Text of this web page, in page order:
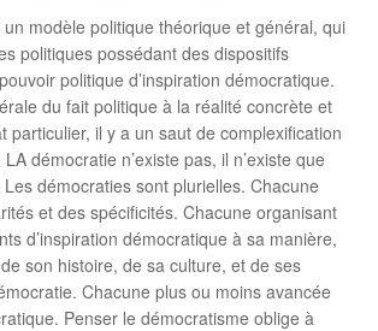
modèle politique théorique et général, qui
politiques possédant des dispositifs
politique d’inspiration démocratique.
du fait politique à la réalité concrète et
particulier, il y a un saut de complexification
démocratie n’existe pas, il n’existe que
démocraties sont plurielles. Chacune
et des spécificités. Chacune organisant
d’inspiration démocratique à sa manière,
son histoire, de sa culture, et de ses
Chacune plus ou moins avancée
Penser le démocratisme oblige à